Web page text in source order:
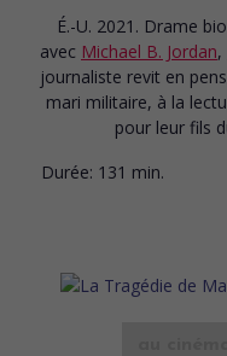
É.-U. 2021. Drame
avec Michael B. Jordan,
journaliste revit en
mari militaire, à la
pour leur fils
Durée: 131 min.